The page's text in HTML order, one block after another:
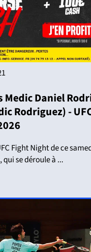
Medic Daniel
Rodriguez) -
Fight Night de ce
se déroule à ...